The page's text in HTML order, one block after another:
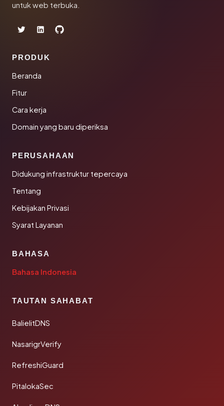
untuk web terbuka.
PRODUK
Beranda
Fitur
Cara kerja
Domain yang baru diperiksa
PERUSAHAAN
Didukung infrastruktur tepercaya
Tentang
Kebijakan Privasi
Syarat Layanan
BAHASA
Bahasa Indonesia
TAUTAN SAHABAT
BalielitDNS
NasarigrVerify
RefreshiGuard
PitalokaSec